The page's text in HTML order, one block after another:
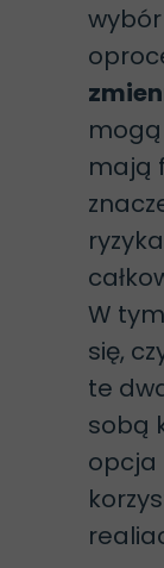
mają
W
się,
te
sobą
opcja